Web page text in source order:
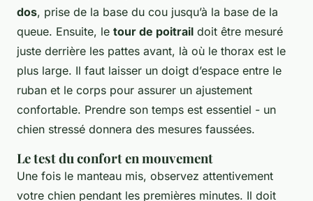
dos, prise de la base du cou jusqu’à la base de la
queue. Ensuite, le tour de poitrail doit être mesuré
juste derrière les pattes avant, là où le thorax est le
plus large. Il faut laisser un doigt d’espace entre le
ruban et le corps pour assurer un ajustement
confortable. Prendre son temps est essentiel - un
chien stressé donnera des mesures faussées.
Le test du confort en mouvement
Une fois le manteau mis, observez attentivement
votre chien pendant les premières minutes. Il doit